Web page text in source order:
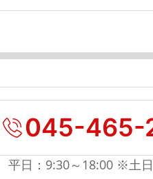
045-465-
平日：9:30～18:00 ※土